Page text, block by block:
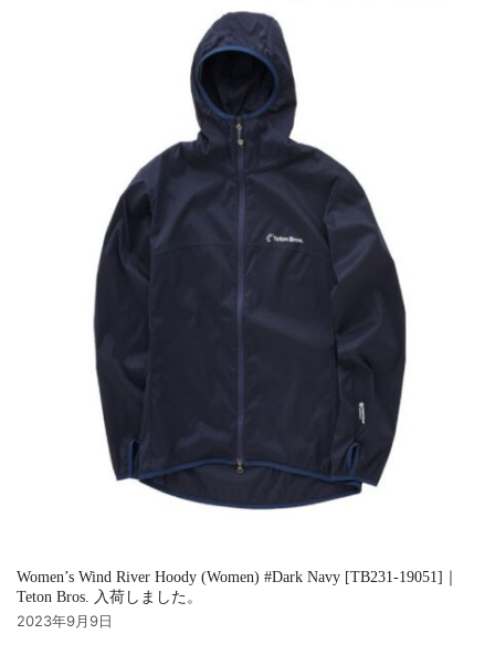
Women’s Wind River Hoody (Women) #Dark Navy [TB231-19051]｜
Teton Bros. 入荷しました。
2023年9月9日